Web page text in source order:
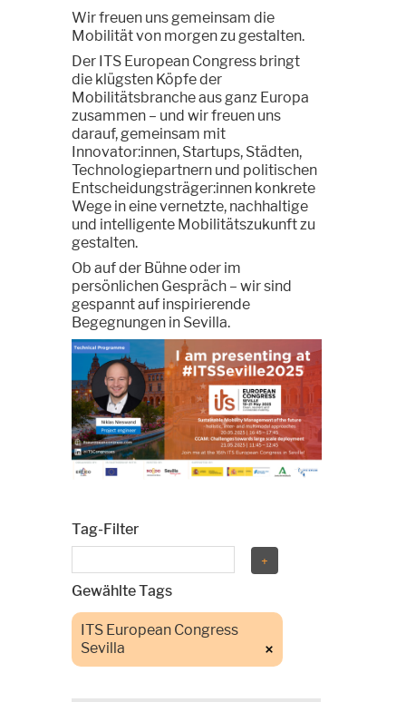
Wir freuen uns gemeinsam die
Mobilität von morgen zu gestalten.
Der ITS European Congress bringt
die klügsten Köpfe der
Mobilitätsbranche aus ganz Europa
zusammen – und wir freuen uns
darauf, gemeinsam mit
Innovator:innen, Startups, Städten,
Technologiepartnern und politischen
Entscheidungsträger:innen konkrete
Wege in eine vernetzte, nachhaltige
und intelligente Mobilitätszukunft zu
gestalten.
Ob auf der Bühne oder im
persönlichen Gespräch – wir sind
gespannt auf inspirierende
Begegnungen in Sevilla.
Tag-Filter
Gewählte Tags
ITS European Congress
Sevilla